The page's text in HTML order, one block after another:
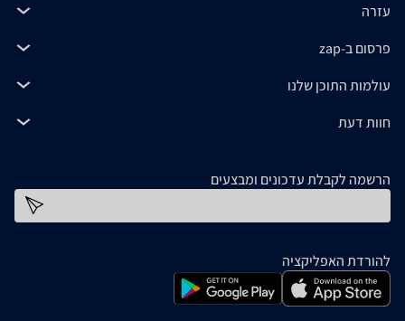
עזרה
פרסום ב-zap
עולמות התוכן שלנו
חוות דעת
הרשמה לקבלת עדכונים ומבצעים
להורדת האפליקציה